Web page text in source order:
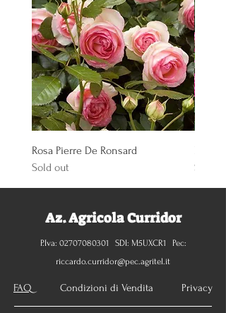
Rosa Pierre De Ronsard
Sold out
Sold out
Az. Agricola Curridor
P.Iva: 02707080301 SDI: M5UXCR1 Pec:
riccardo.curridor@pec.agritel.it
FAQ Condizioni di Vendita Privacy